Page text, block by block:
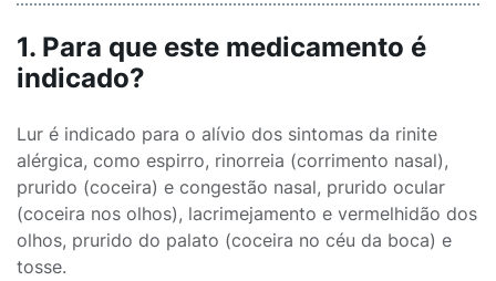
1. Para que este medicamento é
indicado?
Lur é indicado para o alívio dos sintomas da rinite
alérgica, como espirro, rinorreia (corrimento nasal),
prurido (coceira) e congestão nasal, prurido ocular
(coceira nos olhos), lacrimejamento e vermelhidão dos
olhos, prurido do palato (coceira no céu da boca) e
tosse.